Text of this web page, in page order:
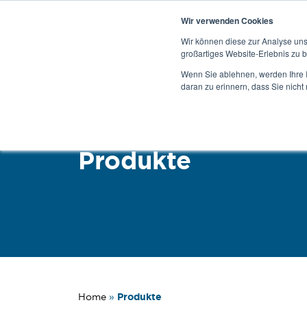
Wir verwenden Cookies
Wir können diese zur Analyse
großartiges Website-Erlebnis zu
Wenn Sie ablehnen, werden
daran zu erinnern, dass Sie
Produkte
Produkte
Home » Produkte